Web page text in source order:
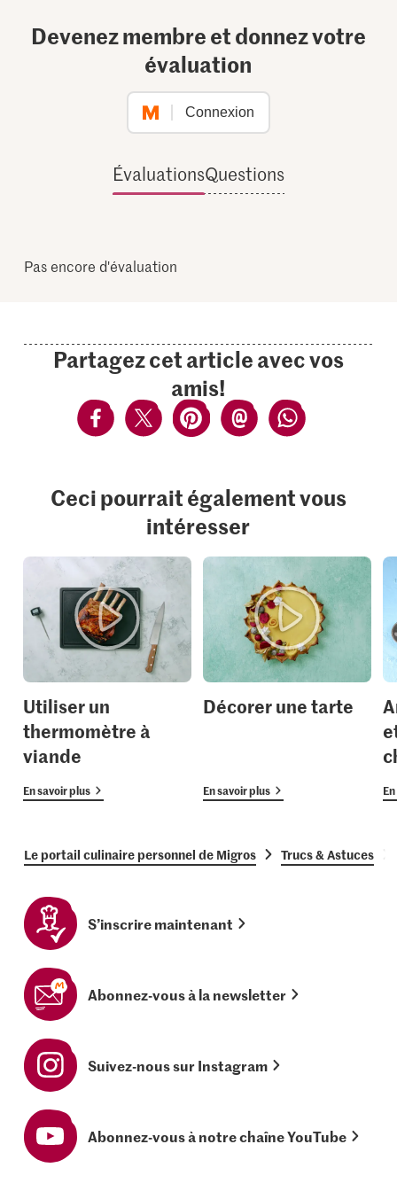
Devenez membre et donnez votre
évaluation
Connexion
ÉvaluationsQuestions
Pas encore d'évaluation
Partagez cet article avec vos
amis!
Ceci pourrait également vous
intéresser
Utiliser un
thermomètre à
viande
En savoir plus
Décorer une tarte
En savoir plus
Le portail culinaire personnel de Migros Trucs & Astuces
S’inscrire maintenant
Abonnez-vous à la newsletter
Suivez-nous sur Instagram
Abonnez-vous à notre chaîne YouTube